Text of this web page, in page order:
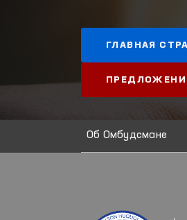
ГЛАВНАЯ
Об Омбудсмане